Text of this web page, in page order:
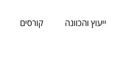
ייעוץ והכוונה קורסים